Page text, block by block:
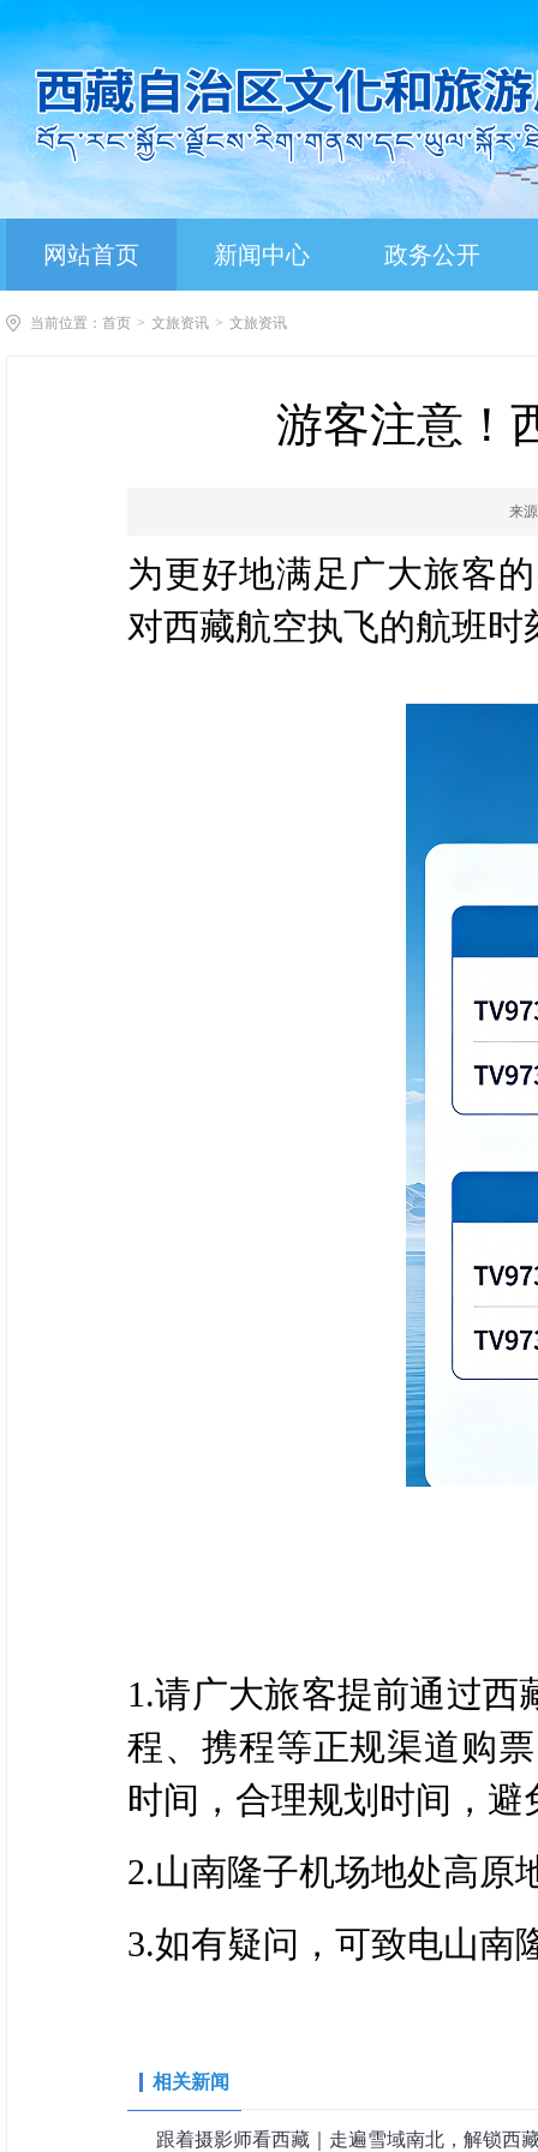
网站首页 新闻中心 政务公开
当前位置： 首页 > 文旅资讯 > 文旅资讯
游客注意！
来
为更好地满足广大旅客
对西藏航空执飞的航班
1.请广大旅客提前通过西
程、携程等正规渠道购
时间，合理规划时间，避
2.山南隆子机场地处高原
3.如有疑问，可致电山南
相关新闻
跟着摄影师看西藏｜走遍雪域南北，解锁西